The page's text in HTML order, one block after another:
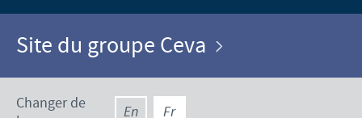
Site du groupe Ceva
Changer de
En Fr